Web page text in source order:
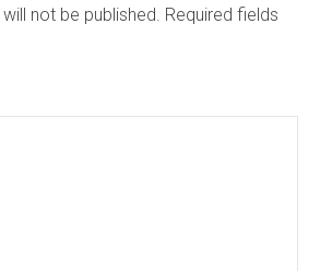
not be published. Required fields